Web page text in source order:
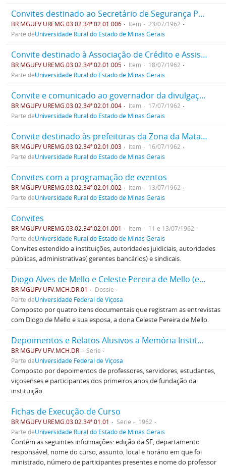
Convites destinado ao Secretário de Segurança Pública
BR MGUFV UREMG.03.02.34ª.02.01.006 Item
23/07/1962
Parte deUniversidade Rural do Estado de Minas Gerais
Convite destinado à Associação de Crédito e Assistência Ruaral de Minas Gerais
BR MGUFV UREMG.03.02.34ª.02.01.005 Item
18/07/1962
Parte deUniversidade Rural do Estado de Minas Gerais
Convite e comunicado ao governador da divulgação de sua visita.
BR MGUFV UREMG.03.02.34ª.02.01.004 Item
17/07/1962
Parte deUniversidade Rural do Estado de Minas Gerais
Convite destinado às prefeituras da Zona da Mata e divulgação da visita do Governador José Magalhães Pinto
BR MGUFV UREMG.03.02.34ª.02.01.003 Item
16/07/1962
Parte deUniversidade Rural do Estado de Minas Gerais
Convites com a programação de eventos
BR MGUFV UREMG.03.02.34ª.02.01.002 Item
13/07/1962
Parte deUniversidade Rural do Estado de Minas Gerais
Convites
BR MGUFV UREMG.03.02.34ª.02.01.001 Item
11 e 13/07/1962
Parte deUniversidade Rural do Estado de Minas Gerais
Convites estendido a instituições, autoridades juidiciais, autoridades
públicas, administrativas( gerentes bancários) e sindicais.
Diogo Alves de Mello e Celeste Pereira de Mello (entrevistas)
BR MGUFV UFV.MCH.DR.01
Dossiê
Parte deUniversidade Federal de Viçosa
Composto por quatro itens documentais que registram as entrevistas
com Diogo de Mello e sua esposa, a dona Celeste Pereira de Mello.
Depoimentos e Relatos Alusivos a Memória Institucional
BR MGUFV UFV.MCH.DR
Série
Parte deUniversidade Federal de Viçosa
Composto por depoimentos de professores, servidores, estudantes,
viçosenses e participantes dos primeiros anos de fundação da
instituição.
Fichas de Execução de Curso
BR MGUFV UREMG.03.02.34ª.01.01 Série
1962
Parte deUniversidade Rural do Estado de Minas Gerais
Contém as seguintes informações: edição da SF, departamento
responsável, nome do curso, assunto, local e horário em que foi
ministrado, número de participantes presentes e nome do professor